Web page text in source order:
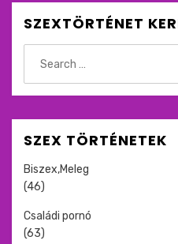
SZEXTÖRTÉNET
for:
SZEX TÖRTÉNETEK
Biszex,Meleg
(46)
Családi pornó
(63)